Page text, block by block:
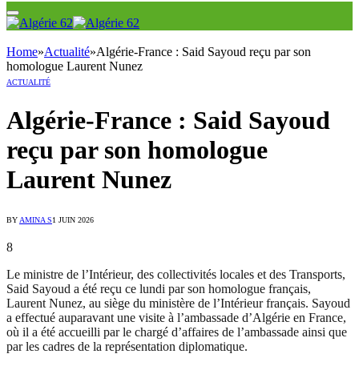
Home»Actualité»Algérie-France : Said Sayoud reçu par son
homologue Laurent Nunez
ACTUALITÉ
Algérie-France : Said Sayoud
reçu par son homologue
Laurent Nunez
BYAMINA S1 JUIN 2026
8
Le ministre de l’Intérieur, des collectivités locales et des Transports,
Said Sayoud a été reçu ce lundi par son homologue français,
Laurent Nunez, au siège du ministère de l’Intérieur français. Sayoud
a effectué auparavant une visite à l’ambassade d’Algérie en France,
où il a été accueilli par le chargé d’affaires de l’ambassade ainsi que
par les cadres de la représentation diplomatique.